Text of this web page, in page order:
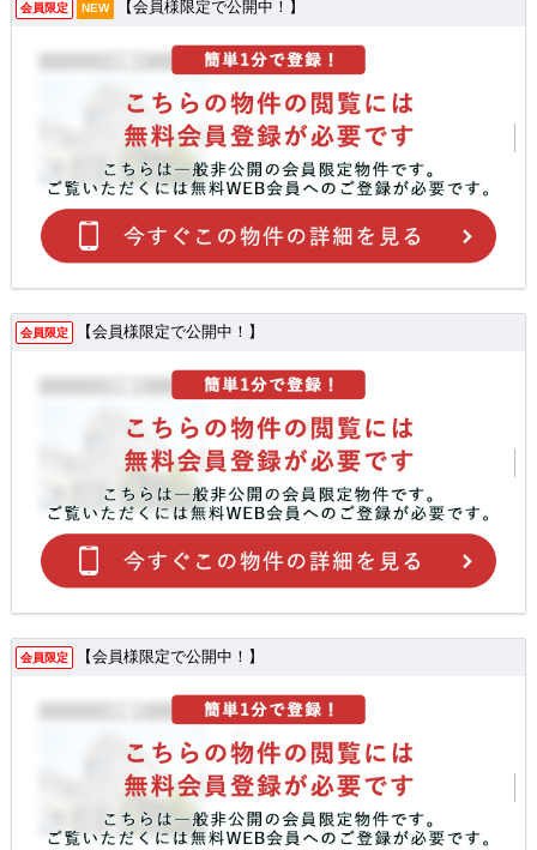
会員限定 NEW 【会員様限定で公開中！】
会員限定 【会員様限定で公開中！】
会員限定 【会員様限定で公開中！】